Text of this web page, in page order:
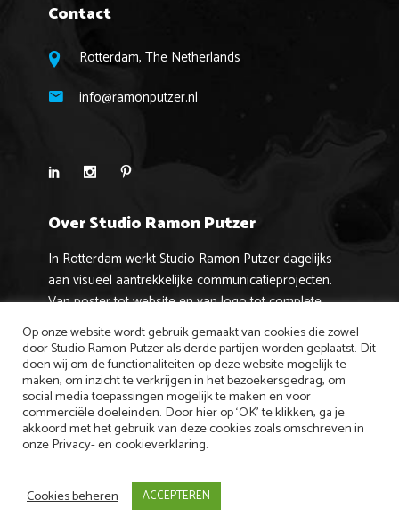
Contact
Rotterdam, The Netherlands
info@ramonputzer.nl
Over Studio Ramon Putzer
In Rotterdam werkt Studio Ramon Putzer dagelijks
aan visueel aantrekkelijke communicatieprojecten.
Van poster tot website en van logo tot complete
huisstijl!
Privacybeleid
Studio Ramon Putzer gaat zorgvuldig om met
persoonlijke gegevens. Lees er meer over in ons
privacybeleid.
Op onze website wordt gebruik gemaakt van cookies die zowel
door Studio Ramon Putzer als derde partijen worden geplaatst. Dit
doen wij om de functionaliteiten op deze website mogelijk te
maken, om inzicht te verkrijgen in het bezoekersgedrag, om
social media toepassingen mogelijk te maken en voor
commerciële doeleinden. Door hier op ‘OK’ te klikken, ga je
akkoord met het gebruik van deze cookies zoals omschreven in
onze Privacy- en cookieverklaring.
Cookies beheren ACCEPTEREN